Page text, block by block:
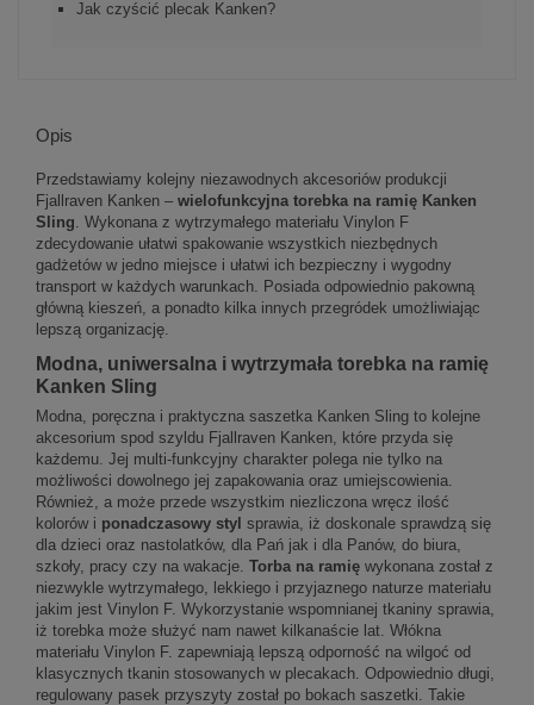
Jak czyścić plecak Kanken?
Opis
Przedstawiamy kolejny niezawodnych akcesoriów produkcji
Fjallraven Kanken – wielofunkcyjna torebka na ramię Kanken
Sling . Wykonana z wytrzymałego materiału Vinylon F
zdecydowanie ułatwi spakowanie wszystkich niezbędnych
gadżetów w jedno miejsce i ułatwi ich bezpieczny i wygodny
transport w każdych warunkach. Posiada odpowiednio pakowną
główną kieszeń, a ponadto kilka innych przegródek umożliwiając
lepszą organizację.
Modna, uniwersalna i wytrzymała torebka na ramię
Kanken Sling
Modna, poręczna i praktyczna saszetka Kanken Sling to kolejne
akcesorium spod szyldu Fjallraven Kanken, które przyda się
każdemu. Jej multi-funkcyjny charakter polega nie tylko na
możliwości dowolnego jej zapakowania oraz umiejscowienia.
Również, a może przede wszystkim niezliczona wręcz ilość
kolorów i ponadczasowy styl sprawia, iż doskonale sprawdzą się
dla dzieci oraz nastolatków, dla Pań jak i dla Panów, do biura,
szkoły, pracy czy na wakacje. Torba na ramię wykonana został z
niezwykle wytrzymałego, lekkiego i przyjaznego naturze materiału
jakim jest Vinylon F. Wykorzystanie wspomnianej tkaniny sprawia,
iż torebka może służyć nam nawet kilkanaście lat. Włókna
materiału Vinylon F. zapewniają lepszą odporność na wilgoć od
klasycznych tkanin stosowanych w plecakach. Odpowiednio długi,
regulowany pasek przyszyty został po bokach saszetki. Takie